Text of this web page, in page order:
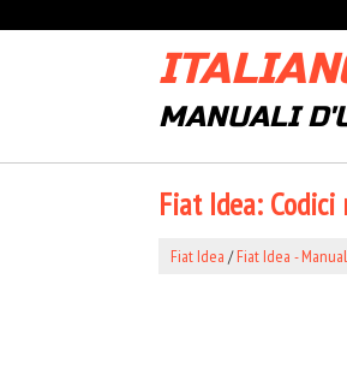
MANUALI
Fiat Idea:
Fiat Idea /Fiat Idea -